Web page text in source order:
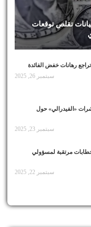
تقلص توقعات
رهانات خفض الفائدة
سبتمبر 26, 2025
«الفيدرالي» حول
سبتمبر 23, 2025
مرتقبة لمسؤولي
سبتمبر 22, 2025